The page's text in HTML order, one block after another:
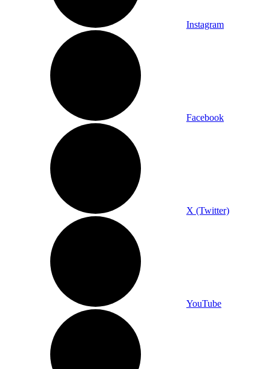
Instagram
Facebook
X (Twitter)
YouTube